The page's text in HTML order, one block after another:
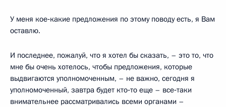
У меня кое‑какие предложения по этому поводу есть, я Вам
оставлю.
И последнее, пожалуй, что я хотел бы сказать, – это то, что
мне бы очень хотелось, чтобы предложения, которые
выдвигаются уполномоченным, – не важно, сегодня я
уполномоченный, завтра будет кто‑то еще – все‑таки
внимательнее рассматривались всеми органами –